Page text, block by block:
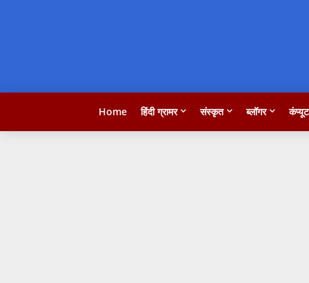
Home हिंदी ग्रामर संस्कृत ब्लॉगर